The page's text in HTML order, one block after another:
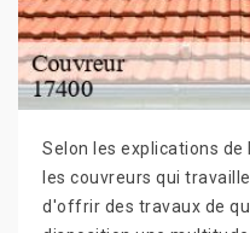
Selon les explications de
les couvreurs qui
d'offrir des travaux de